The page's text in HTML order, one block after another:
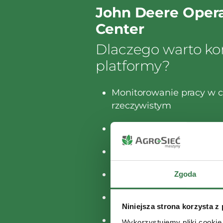
Zgoda
Niniejsza strona korzysta z
John Deere
Center
Dlaczego warto
platformy?
Monitorowanie pracy w
rzeczywistym
Zarządzanie flotą na
Udostępnianie danych
Decyzje na podstawie